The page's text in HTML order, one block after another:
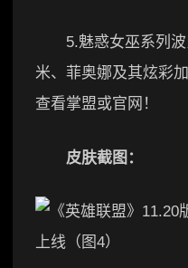
5.魅惑女巫系列波
米、菲奥娜及其炫彩
查看掌盟或官网！
皮肤截图：